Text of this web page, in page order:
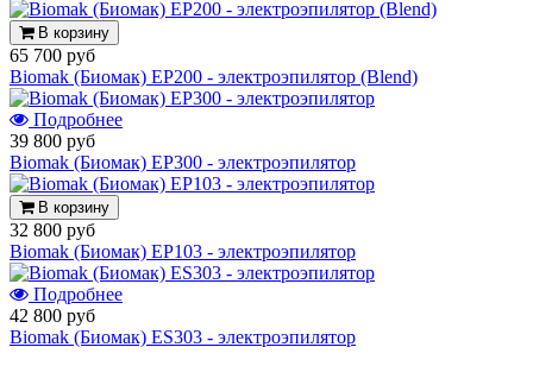
В корзину
65 700 руб
Biomak (Биомак) EP200 - электроэпилятор (Blend)
Подробнее
39 800 руб
Biomak (Биомак) EP300 - электроэпилятор
В корзину
32 800 руб
Biomak (Биомак) EP103 - электроэпилятор
Подробнее
42 800 руб
Biomak (Биомак) ES303 - электроэпилятор